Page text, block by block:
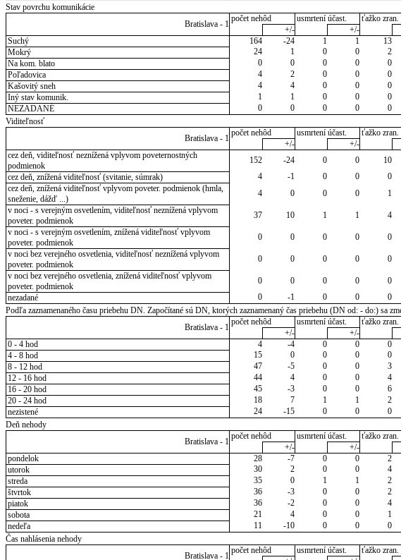
Stav povrchu komunikácie
Bratislava - 1
počet nehôd usmrtení účast. ťažko zran.
+/-
+/-
Suchý
164 -24 1 1 13
Mokrý
24 1 0 0 2
Na kom. blato
0 0 0 0 0
Poľadovica
4 2 0 0 0
Kašovitý sneh
4 4 0 0 0
Iný stav komunik.
1 1 0 0 0
NEZADANÉ
0 0 0 0 0
Viditeľnosť
Bratislava - 1
počet nehôd usmrtení účast. ťažko zran.
+/-
+/-
cez deň, viditeľnosť neznížená vplyvom poveternostných
podmienok
152 -24 0 0 10
cez deň, znížená viditeľnosť (svitanie, súmrak)
4 -1 0 0 0
cez deň, znížená viditeľnosť vplyvom poveter. podmienok (hmla,
sneženie, dážď ...)
4 0 0 0 1
v noci - s verejným osvetlením, viditeľnosť neznížená vplyvom
poveter. podmienok
37 10 1 1 4
v noci - s verejným osvetlením, znížená viditeľnosť vplyvom
poveter. podmienok
0 0 0 0 0
v noci bez verejného osvetlenia, viditeľnosť neznížená vplyvom
poveter. podmienok
0 0 0 0 0
v noci bez verejného osvetlenia, znížená viditeľnosť vplyvom
poveter. podmienok
0 0 0 0 0
nezadané
0 -1 0 0 0
Podľa zaznamenaného času priebehu DN. Započítané sú DN, ktorých zaznamenaný čas priebehu (DN od: - do:) sa
Bratislava - 1
počet nehôd usmrtení účast. ťažko zran.
+/-
+/-
0 - 4 hod
4 -4 0 0 0
4 - 8 hod
15 0 0 0 0
8 - 12 hod
47 -5 0 0 3
12 - 16 hod
44 4 0 0 4
16 - 20 hod
45 -3 0 0 6
20 - 24 hod
18 7 1 1 2
nezistené
24 -15 0 0 0
Deň nehody
Bratislava - 1
počet nehôd usmrtení účast. ťažko zran.
+/-
+/-
pondelok
28 -7 0 0 2
utorok
30 2 0 0 4
streda
35 0 1 1 2
štvrtok
36 -3 0 0 2
piatok
36 -2 0 0 4
sobota
21 4 0 0 1
nedeľa
11 -10 0 0 0
Čas nahlásenia nehody
Bratislava - 1
počet nehôd usmrtení účast. ťažko zran.